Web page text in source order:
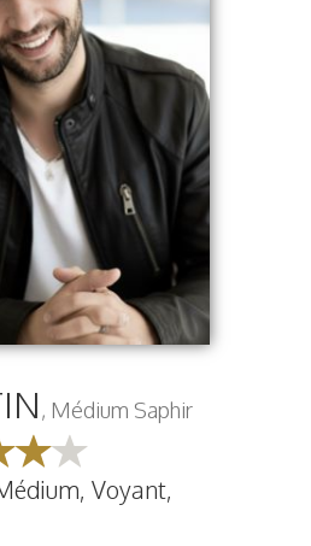
, Médium Saphir
Voyant,